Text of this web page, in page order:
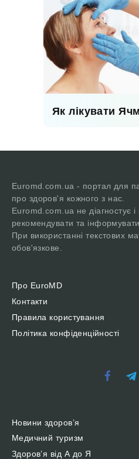
Як лікувати
Euromd.com.ua - портал для
про здоров'я кожного з нас.
Euromd.com.ua не діагностує
рекомендувати та
При використанні текстових
обов'язкове.
Про EuroMD
Контакти
Правила користування
Політика конфіденційності
Новини здоров’я
Медичний туризм
Здоров’я від А до Я